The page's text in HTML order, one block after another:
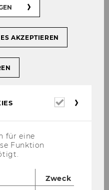
the conference
.
in Context
AKZEPTIEREN
für eine
Funktion
Zweck